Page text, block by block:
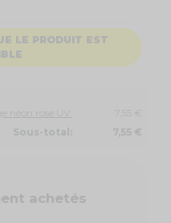
LE PRODUIT EST
néon rose UV:
7,55 €
Sous-total:
7,55 €
achetés